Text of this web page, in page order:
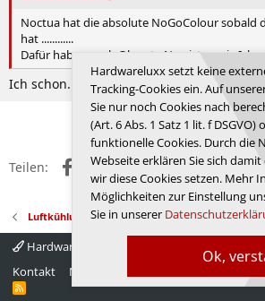
Noctua hat die absolute NoGoColour sobald
hat ............
Dafür haben auch Oberste Narzisten wie Ich
Ich schon. Hab halt was Besonderes im
Anmelden, um zu
Teilen: FacebookX (Twitter)
RedditWhatsApp
E-Mail
Luftkühlung
Hardwareluxx 4.0
Kontakt
Nutzungsbedingungen
R
Ok,
Hardwareluxx setzt keine
Tracking-Cookies ein. Auf
Sie nur noch Cookies nach
(Art. 6 Abs. 1 Satz 1 lit. f DSGVO)
funktionelle Cookies. Durch die
Webseite erklären Sie sich
wir diese Cookies setzen. Mehr
Möglichkeiten zur Einstellung
Sie in unserer